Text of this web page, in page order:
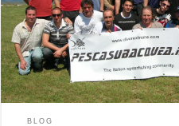
editor, imparai a creare i mitici
ipertestuali e a capire come
web. Mi chiesi a cosa mi sarebbe
che sapevo e, nell’eventualità di
BLOG